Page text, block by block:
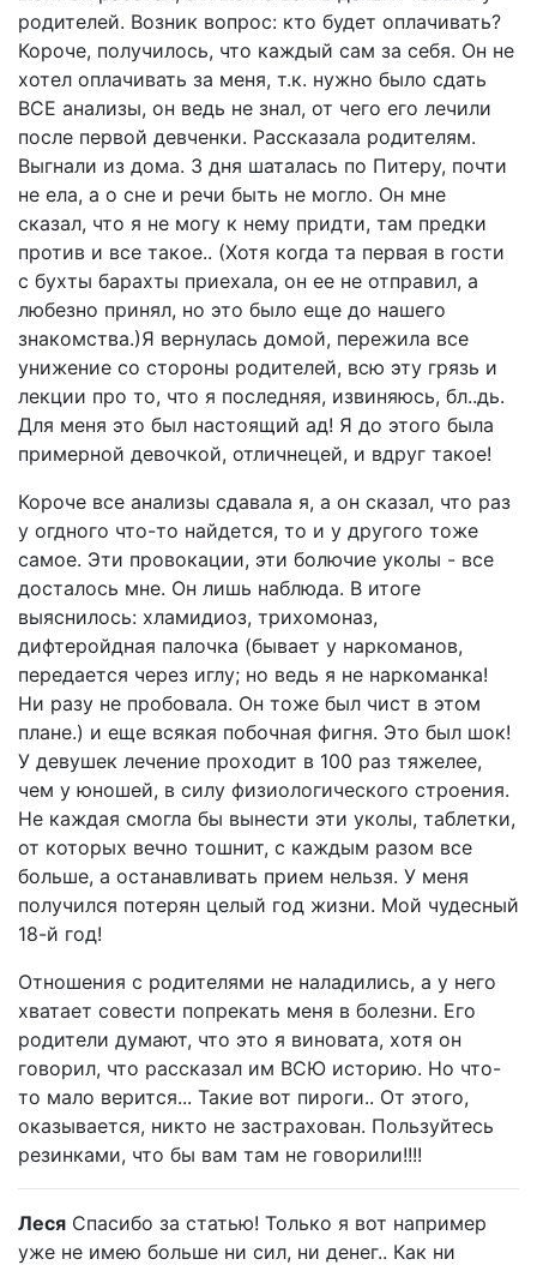
родителей. Возник вопрос: кто будет оплачивать?
Короче, получилось, что каждый сам за себя. Он не
хотел оплачивать за меня, т.к. нужно было сдать
ВСЕ анализы, он ведь не знал, от чего его лечили
после первой девченки. Рассказала родителям.
Выгнали из дома. 3 дня шаталась по Питеру, почти
не ела, а о сне и речи быть не могло. Он мне
сказал, что я не могу к нему придти, там предки
против и все такое.. (Хотя когда та первая в гости
с бухты барахты приехала, он ее не отправил, а
любезно принял, но это было еще до нашего
знакомства.)Я вернулась домой, пережила все
унижение со стороны родителей, всю эту грязь и
лекции про то, что я последняя, извиняюсь, бл..дь.
Для меня это был настоящий ад! Я до этого была
примерной девочкой, отличнецей, и вдруг такое!
Короче все анализы сдавала я, а он сказал, что раз
у огдного что-то найдется, то и у другого тоже
самое. Эти провокации, эти болючие уколы - все
досталось мне. Он лишь наблюда. В итоге
выяснилось: хламидиоз, трихомоназ,
дифтеройдная палочка (бывает у наркоманов,
передается через иглу; но ведь я не наркоманка!
Ни разу не пробовала. Он тоже был чист в этом
плане.) и еще всякая побочная фигня. Это был шок!
У девушек лечение проходит в 100 раз тяжелее,
чем у юношей, в силу физиологического строения.
Не каждая смогла бы вынести эти уколы, таблетки,
от которых вечно тошнит, с каждым разом все
больше, а останавливать прием нельзя. У меня
получился потерян целый год жизни. Мой чудесный
18-й год!
Отношения с родителями не наладились, а у него
хватает совести попрекать меня в болезни. Его
родители думают, что это я виновата, хотя он
говорил, что рассказал им ВСЮ историю. Но что-
то мало верится... Такие вот пироги.. От этого,
оказывается, никто не застрахован. Пользуйтесь
резинками, что бы вам там не говорили!!!!
Леся Спасибо за статью! Только я вот например
уже не имею больше ни сил, ни денег.. Как ни